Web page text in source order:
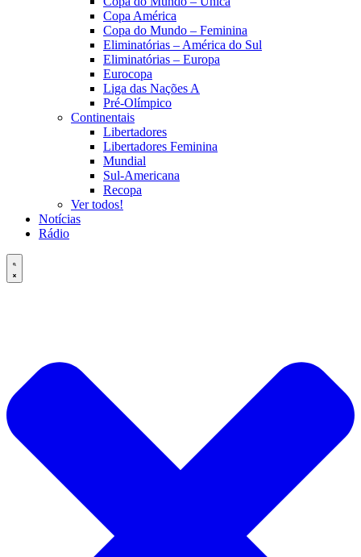
Copa América
Copa do Mundo – Feminina
Eliminatórias – América do Sul
Eliminatórias – Europa
Eurocopa
Liga das Nações A
Pré-Olímpico
Continentais
Libertadores
Libertadores Feminina
Mundial
Sul-Americana
Recopa
Ver todos!
Notícias
Rádio